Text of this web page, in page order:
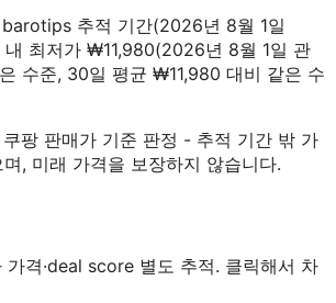
추적 기간(2026년 8월 1일
최저가 ₩11,980(2026년 8월 1일 관
수준, 30일 평균 ₩11,980 대비 같은 수
팡 판매가 기준 판정 - 추적 기간 밖 가
, 미래 가격을 보장하지 않습니다.
가격·deal score 별도 추적. 클릭해서 차